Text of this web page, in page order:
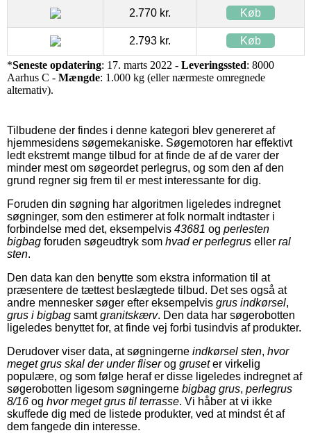
2.770 kr. Køb
2.793 kr. Køb
*Seneste opdatering: 17. marts 2022 - Leveringssted: 8000
Aarhus C - Mængde: 1.000 kg (eller nærmeste omregnede
alternativ).
Tilbudene der findes i denne kategori blev genereret af
hjemmesidens søgemekaniske. Søgemotoren har effektivt
ledt ekstremt mange tilbud for at finde de af de varer der
minder mest om søgeordet perlegrus, og som den af den
grund regner sig frem til er mest interessante for dig.
Foruden din søgning har algoritmen ligeledes indregnet
søgninger, som den estimerer at folk normalt indtaster i
forbindelse med det, eksempelvis 43681 og perlesten
bigbag foruden søgeudtryk som hvad er perlegrus eller ral
sten.
Den data kan den benytte som ekstra information til at
præsentere de tættest beslægtede tilbud. Det ses også at
andre mennesker søger efter eksempelvis grus indkørsel,
grus i bigbag samtgranitskærv. Den data har søgerobotten
ligeledes benyttet for, at finde vej forbi tusindvis af produkter.
Derudover viser data, at søgningerne indkørsel sten, hvor
meget grus skal der under fliserog gruseter virkelig
populære, og som følge heraf er disse ligeledes indregnet af
søgerobotten ligesom søgningerne bigbag grus, perlegrus
8/16 og hvor meget grus til terrasse. Vi håber at vi ikke
skuffede dig med de listede produkter, ved at mindst ét af
dem fangede din interesse.